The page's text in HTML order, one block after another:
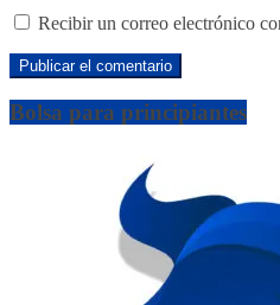
Recibir un correo electrónico
Bolsa para principiantes